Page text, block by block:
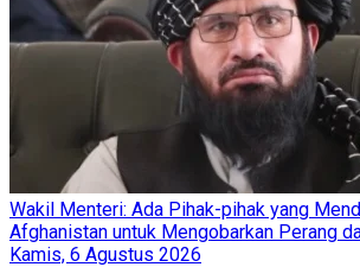
Wakil Menteri: Ada Pihak-pihak yang
Afghanistan untuk Mengobarkan Perang
Kamis, 6 Agustus 2026